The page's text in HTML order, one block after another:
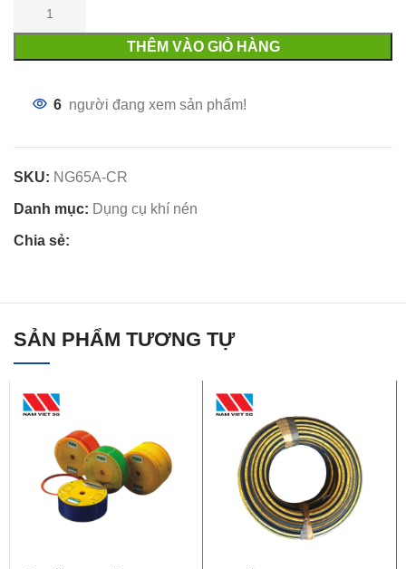
THÊM VÀO GIỎ HÀNG
6 người đang xem sản phẩm!
SKU: NG65A-CR
Danh mục: Dụng cụ khí nén
Chia sẻ:
SẢN PHẨM TƯƠNG TỰ